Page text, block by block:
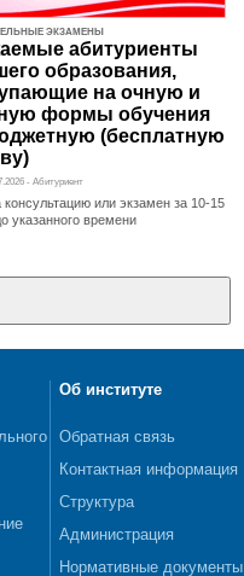
ЭКЗАМЕНЫ
абитуриенты
образования,
на очную и
формы обучения
(бесплатную
- Абитуриент
консультацию или экзамен за 10-15
указанного времени
Об институте
Обратная связь
Контактная информация
Структура
Администрация
Нормативные документы